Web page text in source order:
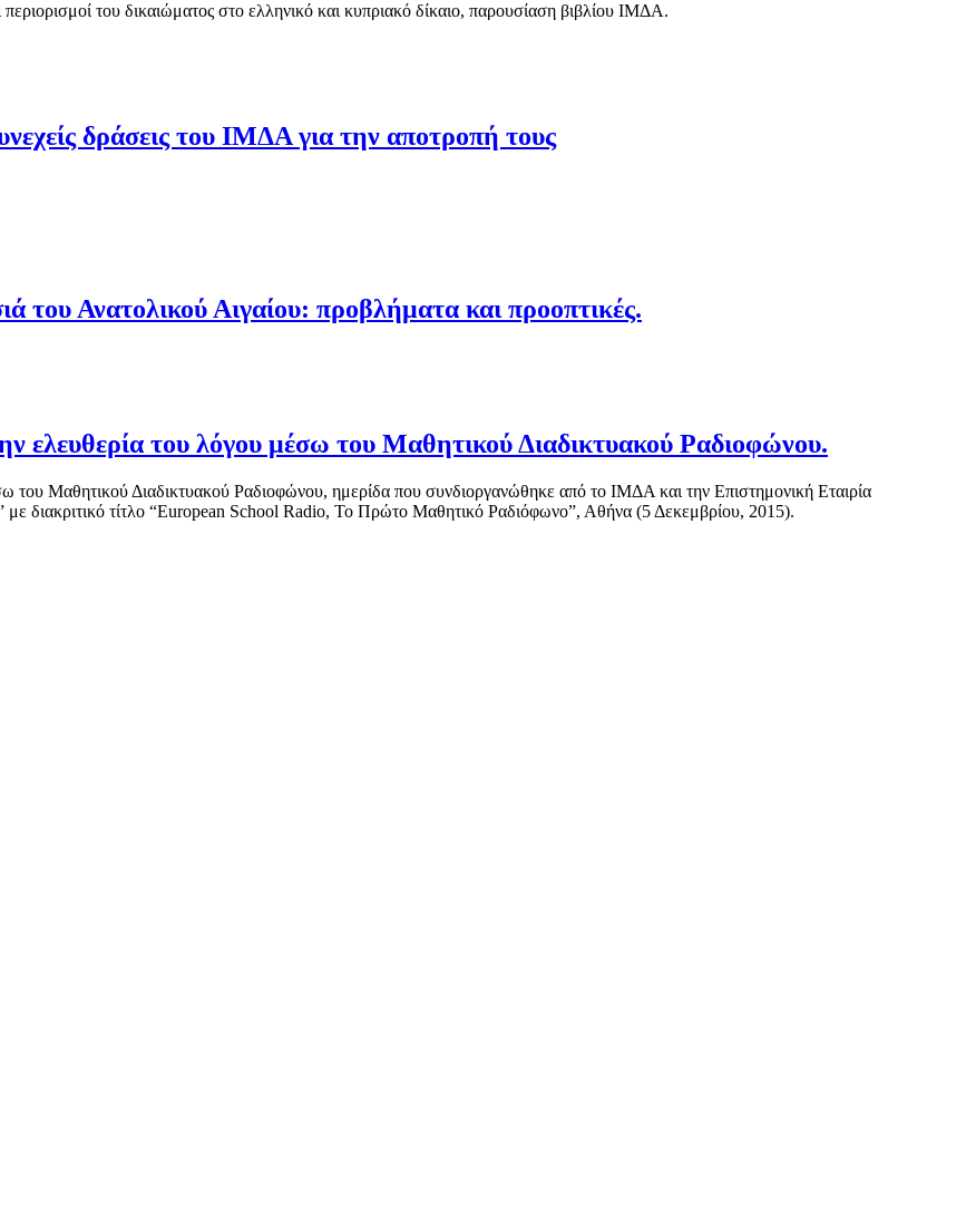
του δικαιώματος στο ελληνικό και κυπριακό δίκαιο, παρουσίαση βιβλίου ΙΜΔΑ.
δράσεις του ΙΜΔΑ για την αποτροπή τους
του Ανατολικού Αιγαίου: προβλήματα και προοπτικές.
ελευθερία του λόγου μέσω του Μαθητικού Διαδικτυακού Ραδιοφώνου.
του Μαθητικού Διαδικτυακού Ραδιοφώνου, ημερίδα που συνδιοργανώθηκε από το ΙΜΔΑ και την Επιστημονική Εταιρία
με διακριτικό τίτλο “European School Radio, Το Πρώτο Μαθητικό Ραδιόφωνο”, Αθήνα (5 Δεκεμβρίου, 2015).